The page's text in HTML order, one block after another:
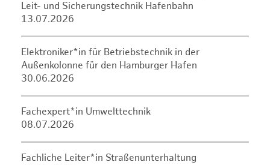
Leit- und Sicherungstechnik Hafenbahn
13.07.2026
Elektroniker*in für Betriebstechnik in der
Außenkolonne für den Hamburger Hafen
30.06.2026
Fachexpert*in Umwelttechnik
08.07.2026
Fachliche Leiter*in Straßenunterhaltung